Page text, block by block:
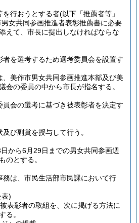
を行おうとする者(以下「推薦者等」
女共同参画推進者表彰推薦書に必要
えて、市長に提出しなければならな
者を選考するため選考委員会を設置す
、美作市男女共同参画推進本部及び美
会の委員の中から市長が指名する。
員会の選考に基づき被表彰者を決定す
び副賞を授与して行う。
から6月29日までの男女共同参画週
のとする。
務は、市民生活部市民課において行
)
表彰者の取組を、次に掲げる方法に
る。